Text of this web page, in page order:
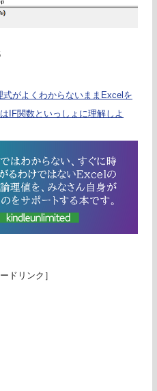
がよくわからないままExcelを
IF関数といっしょに理解しよ
ドリンク］